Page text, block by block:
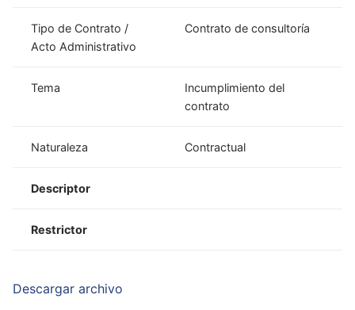
Tipo de Contrato /
Acto Administrativo
Contrato de consultoría
Tema
Incumplimiento del
contrato
Naturaleza Contractual
Descriptor
Restrictor
Descargar archivo